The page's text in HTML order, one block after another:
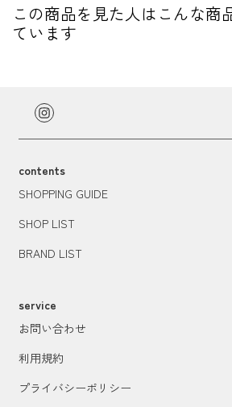
この商品を見た人はこんな商
ています
contents
SHOPPING GUIDE
SHOP LIST
BRAND LIST
service
お問い合わせ
利用規約
プライバシーポリシー